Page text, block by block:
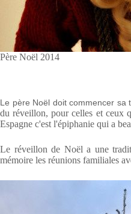
Père Noël 2014
Le père Noël doit commencer sa
du réveillon, pour celles et ceux
Espagne c'est l'épiphanie qui a
Le réveillon de Noël a une
mémoire les réunions familiales